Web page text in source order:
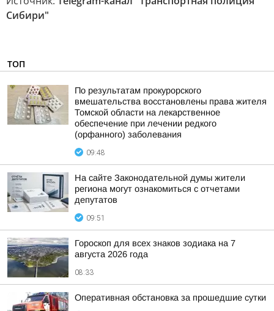
Сибири"
ТОП
По результатам прокурорского
вмешательства восстановлены права жителя
Томской области на лекарственное
обеспечение при лечении редкого
(орфанного) заболевания
09:48
На сайте Законодательной думы жители
региона могут ознакомиться с отчетами
депутатов
09:51
Гороскоп для всех знаков зодиака на 7
августа 2026 года
08:33
Оперативная обстановка за прошедшие сутки